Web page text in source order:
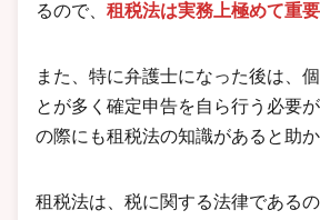
るので、 租税法は実務上極めて重要
また、特に弁護士になった後は、
とが多く確定申告を自ら行う必要
の際にも租税法の知識があると助か
租税法は、税に関する法律である